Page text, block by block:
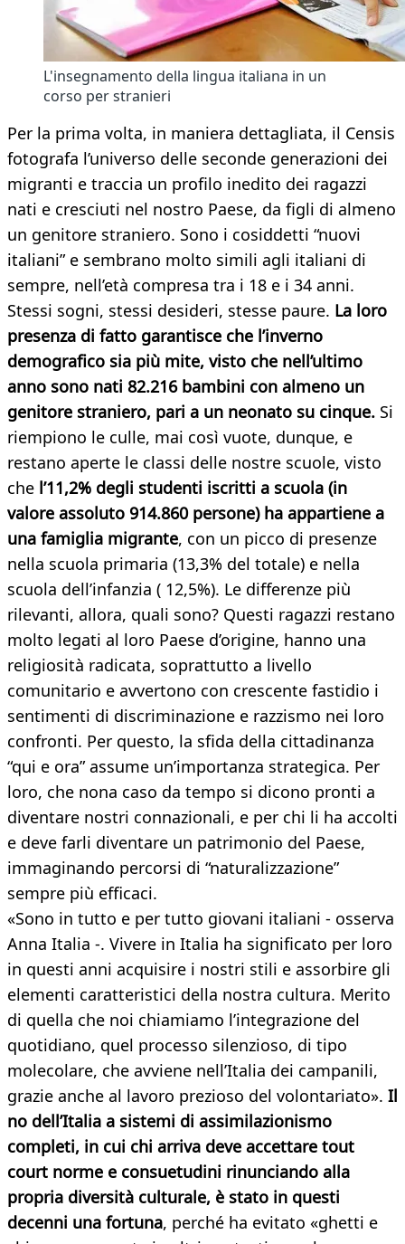
L'insegnamento della lingua italiana in un
corso per stranieri
Per la prima volta, in maniera dettagliata, il Censis
fotografa l’universo delle seconde generazioni dei
migranti e traccia un profilo inedito dei ragazzi
nati e cresciuti nel nostro Paese, da figli di almeno
un genitore straniero. Sono i cosiddetti “nuovi
italiani” e sembrano molto simili agli italiani di
sempre, nell’età compresa tra i 18 e i 34 anni.
Stessi sogni, stessi desideri, stesse paure. La loro
presenza di fatto garantisce che l’inverno
demografico sia più mite, visto che nell’ultimo
anno sono nati 82.216 bambini con almeno un
genitore straniero, pari a un neonato su cinque. Si
riempiono le culle, mai così vuote, dunque, e
restano aperte le classi delle nostre scuole, visto
che l’11,2% degli studenti iscritti a scuola (in
valore assoluto 914.860 persone) ha appartiene a
una famiglia migrante, con un picco di presenze
nella scuola primaria (13,3% del totale) e nella
scuola dell’infanzia ( 12,5%). Le differenze più
rilevanti, allora, quali sono? Questi ragazzi restano
molto legati al loro Paese d’origine, hanno una
religiosità radicata, soprattutto a livello
comunitario e avvertono con crescente fastidio i
sentimenti di discriminazione e razzismo nei loro
confronti. Per questo, la sfida della cittadinanza
“qui e ora” assume un’importanza strategica. Per
loro, che nona caso da tempo si dicono pronti a
diventare nostri connazionali, e per chi li ha accolti
e deve farli diventare un patrimonio del Paese,
immaginando percorsi di “naturalizzazione”
sempre più efficaci.
«Sono in tutto e per tutto giovani italiani - osserva
Anna Italia -. Vivere in Italia ha significato per loro
in questi anni acquisire i nostri stili e assorbire gli
elementi caratteristici della nostra cultura. Merito
di quella che noi chiamiamo l’integrazione del
quotidiano, quel processo silenzioso, di tipo
molecolare, che avviene nell’Italia dei campanili,
grazie anche al lavoro prezioso del volontariato». Il
no dell’Italia a sistemi di assimilazionismo
completi, in cui chi arriva deve accettare tout
court norme e consuetudini rinunciando alla
propria diversità culturale, è stato in questi
decenni una fortuna, perché ha evitato «ghetti e